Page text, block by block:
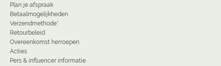
Plan je afspraak
Betaalmogelijkheden
Verzendmethode*
Retourbeleid
Overeenkomst herroepen
Acties
Pers & influencer informatie